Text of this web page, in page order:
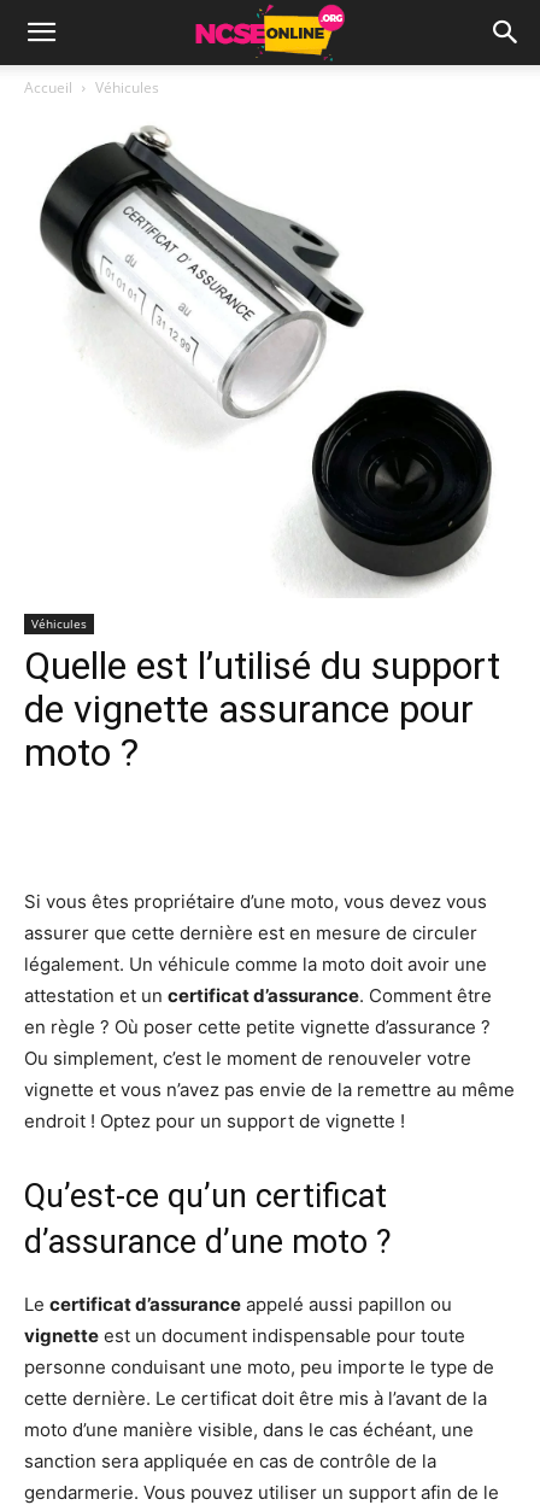
Accueil Véhicules
Véhicules
Quelle est l’utilisé du support
de vignette assurance pour
moto ?
Si vous êtes propriétaire d’une moto, vous devez vous
assurer que cette dernière est en mesure de circuler
légalement. Un véhicule comme la moto doit avoir une
attestation et un certificat d’assurance. Comment être
en règle ? Où poser cette petite vignette d’assurance ?
Ou simplement, c’est le moment de renouveler votre
vignette et vous n’avez pas envie de la remettre au même
endroit ! Optez pour un support de vignette !
Qu’est-ce qu’un certificat
d’assurance d’une moto ?
Le certificat d’assurance appelé aussi papillon ou
vignette est un document indispensable pour toute
personne conduisant une moto, peu importe le type de
cette dernière. Le certificat doit être mis à l’avant de la
moto d’une manière visible, dans le cas échéant, une
sanction sera appliquée en cas de contrôle de la
gendarmerie. Vous pouvez utiliser un support afin de le